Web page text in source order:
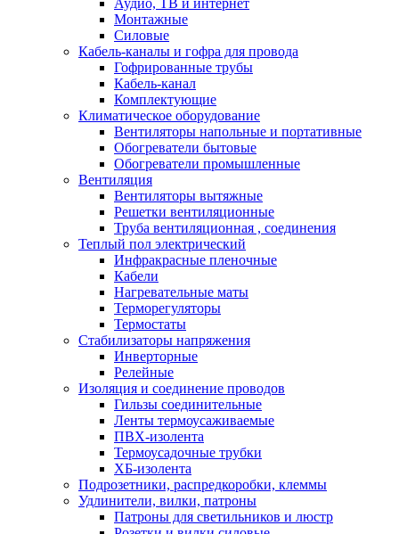
Аудио, ТВ и интернет
Монтажные
Силовые
Кабель-каналы и гофра для провода
Гофрированные трубы
Кабель-канал
Комплектующие
Климатическое оборудование
Вентиляторы напольные и портативные
Обогреватели бытовые
Обогреватели промышленные
Вентиляция
Вентиляторы вытяжные
Решетки вентиляционные
Труба вентиляционная , соединения
Теплый пол электрический
Инфракрасные пленочные
Кабели
Нагревательные маты
Терморегуляторы
Термостаты
Стабилизаторы напряжения
Инверторные
Релейные
Изоляция и соединение проводов
Гильзы соединительные
Ленты термоусаживаемые
ПВХ-изолента
Термоусадочные трубки
ХБ-изолента
Подрозетники, распредкоробки, клеммы
Удлинители, вилки, патроны
Патроны для светильников и люстр